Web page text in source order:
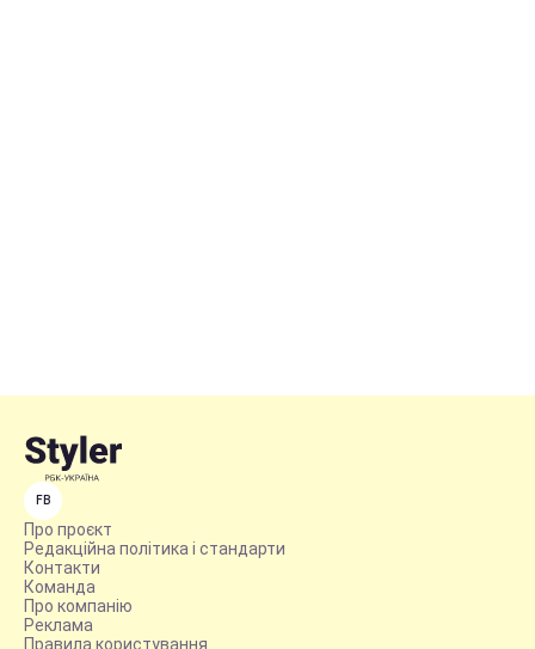
FB
Про проєкт
Редакційна політика і стандарти
Контакти
Команда
Про компанію
Реклама
Правила користування